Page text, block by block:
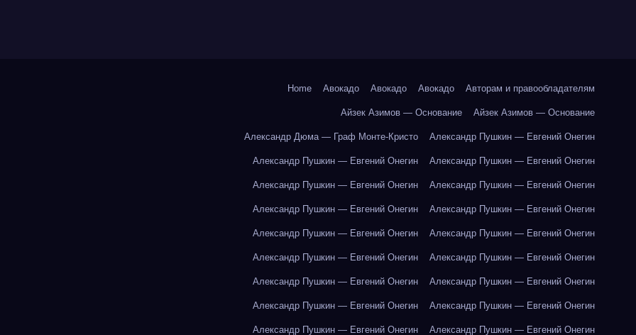
Home Авокадо Авокадо Авокадо Авторам и правообладателям
Айзек Азимов — Основание Айзек Азимов — Основание
Александр Дюма — Граф Монте-Кристо Александр Пушкин — Евгений Онегин
Александр Пушкин — Евгений Онегин Александр Пушкин — Евгений Онегин
Александр Пушкин — Евгений Онегин Александр Пушкин — Евгений Онегин
Александр Пушкин — Евгений Онегин Александр Пушкин — Евгений Онегин
Александр Пушкин — Евгений Онегин Александр Пушкин — Евгений Онегин
Александр Пушкин — Евгений Онегин Александр Пушкин — Евгений Онегин
Александр Пушкин — Евгений Онегин Александр Пушкин — Евгений Онегин
Александр Пушкин — Евгений Онегин Александр Пушкин — Евгений Онегин
Александр Пушкин — Евгений Онегин Александр Пушкин — Евгений Онегин